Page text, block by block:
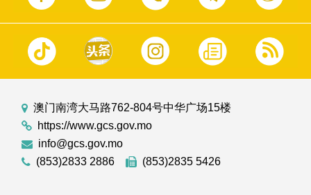
澳门南湾大马路762-804号中华广场15楼
https://www.gcs.gov.mo
info@gcs.gov.mo
(853)2833 2886
(853)2835 5426